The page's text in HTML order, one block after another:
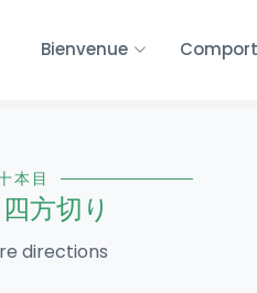
Bienvenue
本目
四方切り
directions